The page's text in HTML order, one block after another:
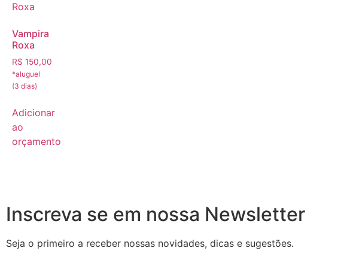
Vampira
Roxa
R$ 150,00
Adicionar
ao
orçamento
Inscreva se em nossa Newsletter
Seja o primeiro a receber nossas novidades, dicas e sugestões.